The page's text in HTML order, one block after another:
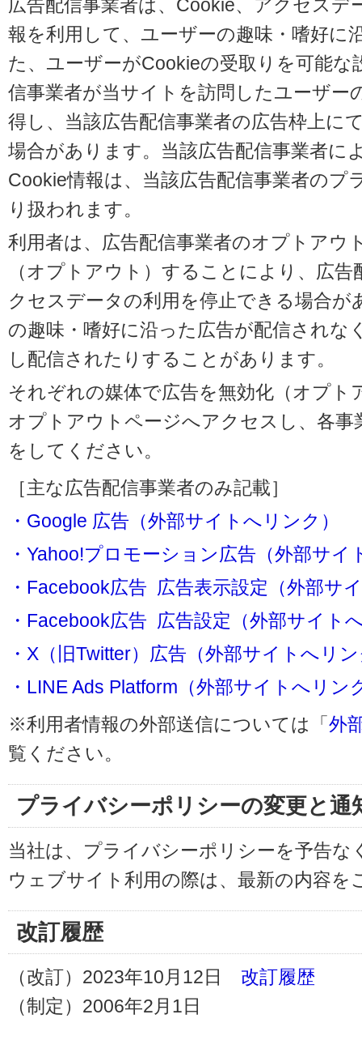
広告配信事業者は、Cookie、アクセスデ
報を利用して、ユーザーの趣味・嗜好に
た、ユーザーがCookieの受取りを可能
信事業者が当サイトを訪問したユーザー
得し、当該広告配信事業者の広告枠上に
場合があります。当該広告配信事業者に
Cookie情報は、当該広告配信事業者のプ
り扱われます。
利用者は、広告配信事業者のオプトアウ
（オプトアウト）することにより、広
クセスデータの利用を停止できる場合が
の趣味・嗜好に沿った広告が配信されな
し配信されたりすることがあります。
それぞれの媒体で広告を無効化（オプト
オプトアウトページへアクセスし、各
をしてください。
［主な広告配信事業者のみ記載］
・Google 広告（外部サイトへリンク）
・Yahoo!プロモーション広告（外部サイ
・Facebook広告 広告表示設定（外部サ
・Facebook広告 広告設定（外部サイト
・X（旧Twitter）広告（外部サイトへリ
・LINE Ads Platform（外部サイトへリン
※利用者情報の外部送信については「外
覧ください。
プライバシーポリシーの変更と通
当社は、プライバシーポリシーを予告
ウェブサイト利用の際は、最新の内容を
改訂履歴
（改訂）2023年10月12日 改訂履歴
（制定）2006年2月1日